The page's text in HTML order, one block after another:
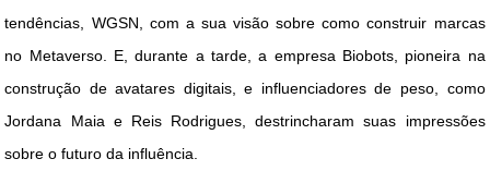
tendências, WGSN, com a sua visão sobre como construir marcas
no Metaverso. E, durante a tarde, a empresa Biobots, pioneira na
construção de avatares digitais, e influenciadores de peso, como
Jordana Maia e Reis Rodrigues, destrincharam suas impressões
sobre o futuro da influência.